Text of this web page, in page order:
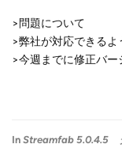
>問題について
>弊社が対応できるよ
>今週までに修正バー
In Streamfab 5.0.4.5